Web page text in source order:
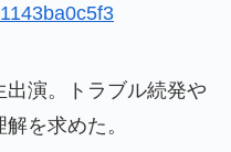
演。トラブル続発や
を求めた。